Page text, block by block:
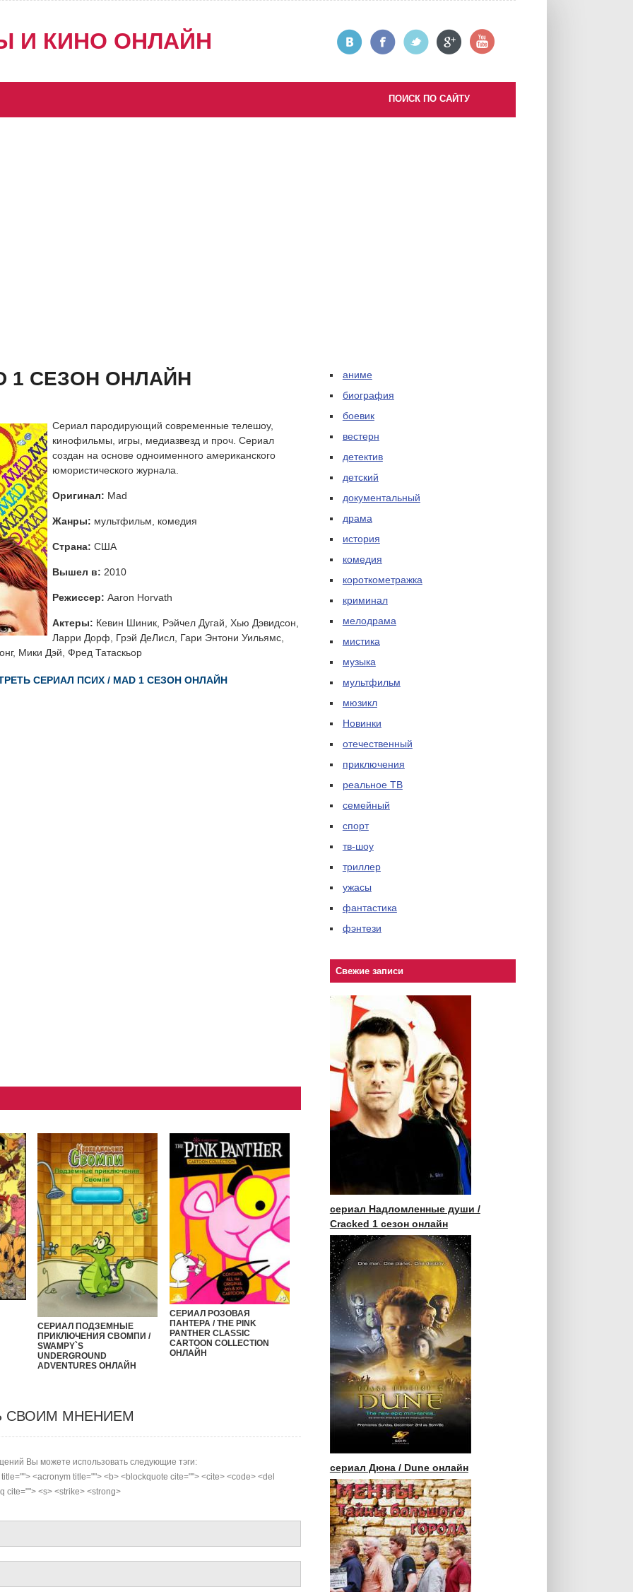
И КИНО ОНЛАЙН
1 СЕЗОН ОНЛАЙН
Сериал пародирующий современные телешоу,
кинофильмы, игры, медиазвезд и проч. Сериал
создан на основе одноименного американского
юмористического журнала.
Оригинал: Mad
Жанры: мультфильм, комедия
Страна: США
Вышел в: 2010
Режиссер: Aaron Horvath
Актеры: Кевин Шиник, Рэйчел Дугай, Хью Дэвидсон,
Ларри Дорф, Грэй ДеЛисл, Гари Энтони Уильямс,
Мики Дэй, Фред Татаскьор
СЕРИАЛ ПСИХ / MAD 1 СЕЗОН ОНЛАЙН
СЕРИАЛ ПОДЗЕМНЫЕ
ПРИКЛЮЧЕНИЯ CВОМПИ /
SWAMPY`S
UNDERGROUND
ADVENTURES ОНЛАЙН
СЕРИАЛ РОЗОВАЯ
ПАНТЕРА / THE PINK
PANTHER CLASSIC
CARTOON COLLECTION
ОНЛАЙН
СВОИМ МНЕНИЕМ
Вы можете использовать следующие тэги:
<acronym title=""> <b> <blockquote cite=""> <cite> <code> <del
cite=""> <s> <strike> <strong>
аниме
биография
боевик
вестерн
детектив
детский
документальный
драма
история
комедия
короткометражка
криминал
мелодрама
мистика
музыка
мультфильм
мюзикл
Новинки
отечественный
приключения
реальное ТВ
семейный
спорт
тв-шоу
триллер
ужасы
фантастика
фэнтези
Свежие записи
сериал Надломленные души /
Cracked 1 сезон онлайн
сериал Дюна / Dune онлайн